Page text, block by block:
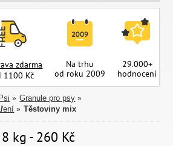
zdarma
1100 Kč
Na trhu
od roku 2009
29.000+
hodnocení
Psi » Granule pro psy »
» Těstoviny mix
kg - 260 Kč